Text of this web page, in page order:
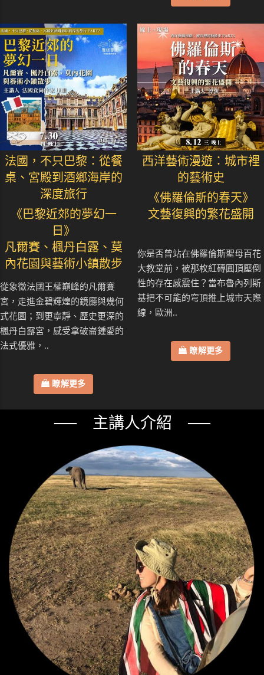
法國，不只巴黎：從餐
桌、宮殿到酒鄉海岸的
深度旅行
《巴黎近郊的夢幻一
日》
凡爾賽、楓丹白露、莫
內花園與藝術小鎮散步
從象徵法國王權巔峰的凡爾賽
宮，走進金碧輝煌的鏡廳與幾何
式花園；到更寧靜、歷史更深的
楓丹白露宮，感受拿破崙鍾愛的
法式優雅，..
瞭解更多
西洋藝術漫遊：城市裡
的藝術史
《佛羅倫斯的春天》
文藝復興的繁花盛開
你是否曾站在佛羅倫斯聖母百花
大教堂前，被那枚紅磚圓頂壓倒
性的存在感震住？當布魯內列斯
基把不可能的穹頂推上城市天際
線，歐洲..
瞭解更多
── 主講人介紹 ──